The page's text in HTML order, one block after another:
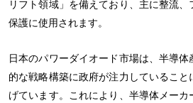
リフト領域」を備えており、主に整流
保護に使用されます。
日本のパワーダイオード市場は、半導
的な戦略構築に政府が注力しているこ
げています。これにより、半導体メー